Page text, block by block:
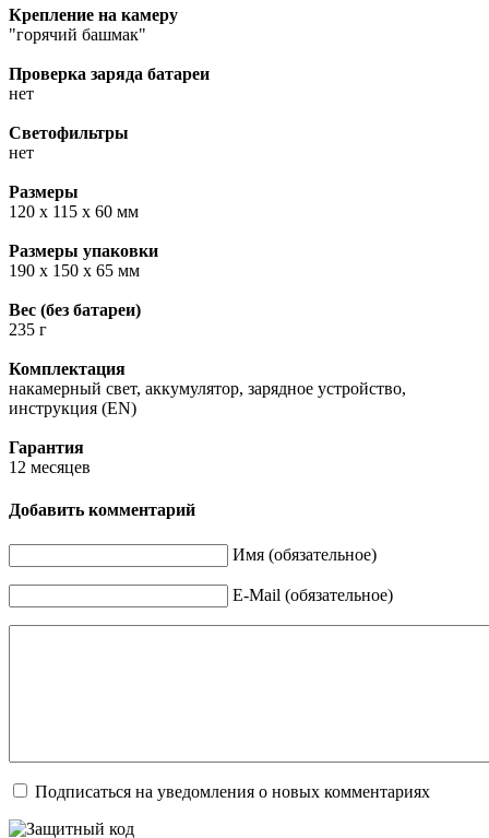
Крепление на камеру
"горячий башмак"
Проверка заряда батареи
нет
Светофильтры
нет
Размеры
120 х 115 х 60 мм
Размеры упаковки
190 х 150 х 65 мм
Вес (без батареи)
235 г
Комплектация
накамерный свет, аккумулятор, зарядное устройство,
инструкция (EN)
Гарантия
12 месяцев
Добавить комментарий
Имя (обязательное)
E-Mail (обязательное)
Подписаться на уведомления о новых комментариях